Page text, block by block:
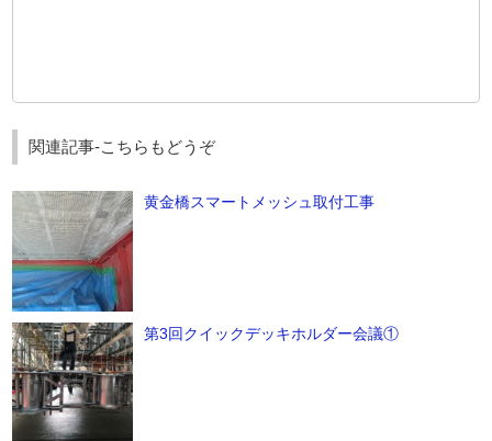
関連記事-こちらもどうぞ
黄金橋スマートメッシュ取付工事
第3回クイックデッキホルダー会議①